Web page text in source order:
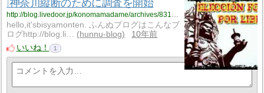
❕神奈川縦断のために調査を開始
http://blog.livedoor.jp/konomamadame/archives/8313222.html
hello,it'sbisyamonten. ふんぬブログはこんなブ
ログhttp://blog.li…
hunnu-blog
10年前
いいね！
1